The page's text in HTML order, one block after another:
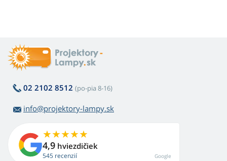
02 2102 8512 (po-pia 8-16)
info@projektory-lampy.sk
4,9 hviezdičiek
545 recenzií Google